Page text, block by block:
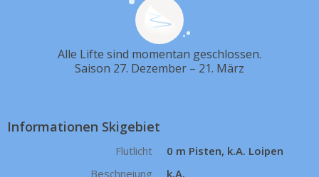
Alle Lifte sind momentan geschlossen.
Saison 27. Dezember – 21. März
Informationen Skigebiet
Flutlicht
0 m Pisten, k.A. Loipen
Beschneiung
k.A.